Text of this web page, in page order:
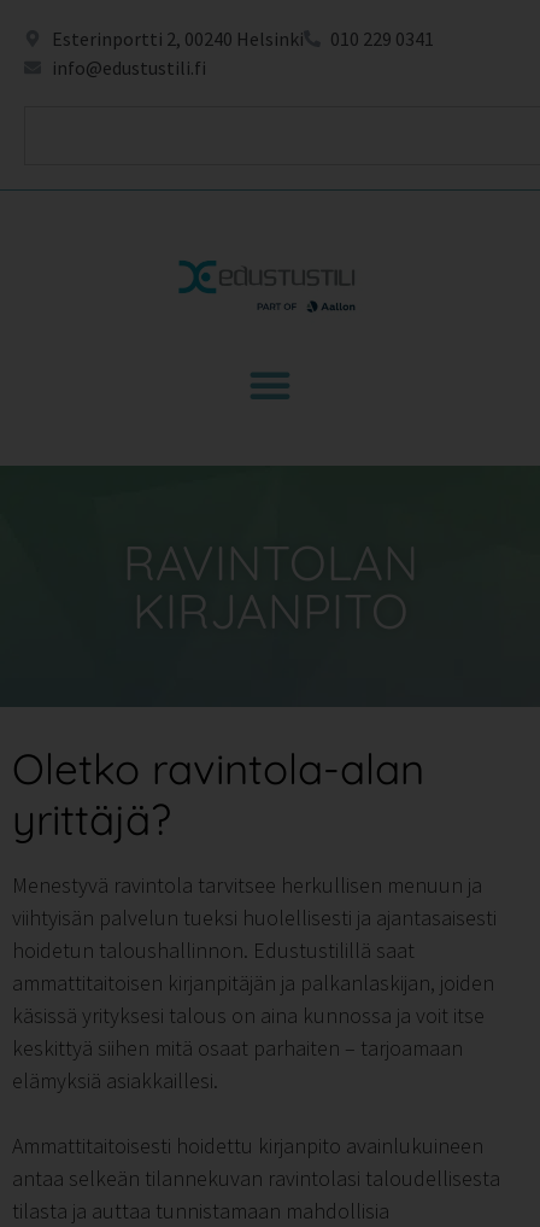
Esterinportti 2, 00240 Helsinki
010 229 0341
info@edustustili.fi
RAVINTOLAN
KIRJANPITO
Oletko ravintola-alan
yrittäjä?
Menestyvä ravintola tarvitsee herkullisen menuun ja
viihtyisän palvelun tueksi huolellisesti ja ajantasaisesti
hoidetun taloushallinnon. Edustustilillä saat
ammattitaitoisen kirjanpitäjän ja palkanlaskijan, joiden
käsissä yrityksesi talous on aina kunnossa ja voit itse
keskittyä siihen mitä osaat parhaiten – tarjoamaan
elämyksiä asiakkaillesi.
Ammattitaitoisesti hoidettu kirjanpito avainlukuineen
antaa selkeän tilannekuvan ravintolasi taloudellisesta
tilasta ja auttaa tunnistamaan mahdollisia